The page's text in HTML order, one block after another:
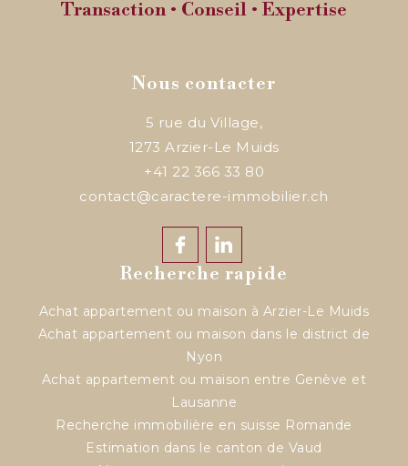
Transaction • Conseil • Expertise
Nous contacter
5 rue du Village,
1273 Arzier-Le Muids
+41 22 366 33 80
contact@caractere-immobilier.ch
Recherche rapide
Achat appartement ou maison à Arzier-Le Muids
Achat appartement ou maison dans le district de
Nyon
Achat appartement ou maison entre Genève et
Lausanne
Recherche immobilière en suisse Romande
Estimation dans le canton de Vaud